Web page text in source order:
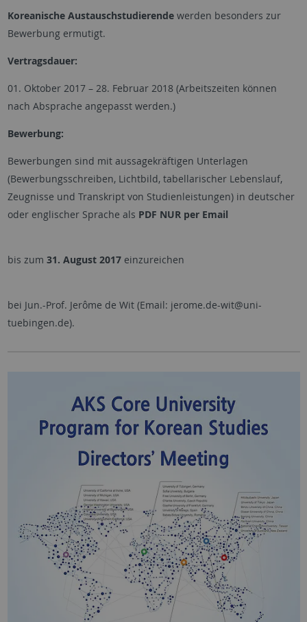
Koreanische Austauschstudierende werden besonders zur
Bewerbung ermutigt.
Vertragsdauer:
01. Oktober 2017 – 28. Februar 2018 (Arbeitszeiten können
nach Absprache angepasst werden.)
Bewerbung:
Bewerbungen sind mit aussagekräftigen Unterlagen
(Bewerbungsschreiben, Lichtbild, tabellarischer Lebenslauf,
Zeugnisse und Transkript von Studienleistungen) in deutscher
oder englischer Sprache als PDF NUR per Email
bis zum 31. August 2017einzureichen
bei Jun.-Prof. Jerôme de Wit (Email: jerome.de-wit@uni-
tuebingen.de).